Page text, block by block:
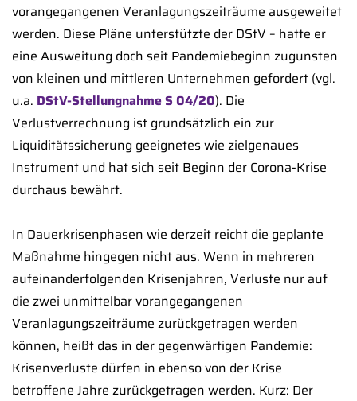
vorangegangenen Veranlagungszeiträume ausgeweitet
werden. Diese Pläne unterstützte der DStV – hatte er
eine Ausweitung doch seit Pandemiebeginn zugunsten
von kleinen und mittleren Unternehmen gefordert (vgl.
u.a. DStV-Stellungnahme S 04/20). Die
Verlustverrechnung ist grundsätzlich ein zur
Liquiditätssicherung geeignetes wie zielgenaues
Instrument und hat sich seit Beginn der Corona-Krise
durchaus bewährt.
In Dauerkrisenphasen wie derzeit reicht die geplante
Maßnahme hingegen nicht aus. Wenn in mehreren
aufeinanderfolgenden Krisenjahren, Verluste nur auf
die zwei unmittelbar vorangegangenen
Veranlagungszeiträume zurückgetragen werden
können, heißt das in der gegenwärtigen Pandemie:
Krisenverluste dürfen in ebenso von der Krise
betroffene Jahre zurückgetragen werden. Kurz: Der